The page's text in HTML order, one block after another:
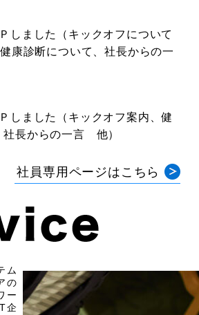
しました（キックオフについて
康診断について、社長からの一
しました（キックオフ案内、健
社長からの一言 他）
社員専用ページはこちら
ム
の
ー
企